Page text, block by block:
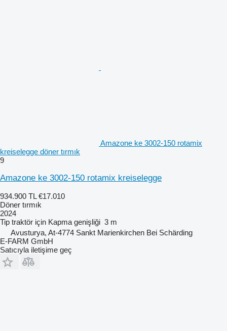
Amazone ke 3002-150 rotamix
kreiselegge döner tırmık
9
Amazone ke 3002-150 rotamix kreiselegge
934.900 TL €17.010
Döner tırmık
2024
Tip traktör için Kapma genişliği 3 m
Avusturya, At-4774 Sankt Marienkirchen Bei Schärding
E-FARM GmbH
Satıcıyla iletişime geç